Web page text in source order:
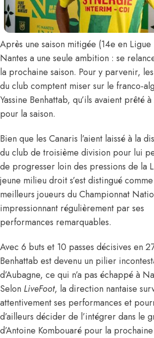
Après une saison mitigée (14e en Ligue
Nantes a une seule ambition : se
la prochaine saison. Pour y parvenir,
du club comptent miser sur le franco-
Yassine Benhattab, qu’ils avaient prêté
pour la saison.
Bien que les Canaris l’aient laissé à la
du club de troisième division pour lui
de progresser loin des pressions de la
jeune milieu droit s’est distingué comme
meilleurs joueurs du Championnat
impressionnant régulièrement par ses
performances remarquables.
Avec 6 buts et 10 passes décisives en
Benhattab est devenu un pilier
d’Aubagne, ce qui n’a pas échappé à
Selon LiveFoot, la direction nantaise
attentivement ses performances et
d’ailleurs décider de l’intégrer dans le
d’Antoine Kombouaré pour la